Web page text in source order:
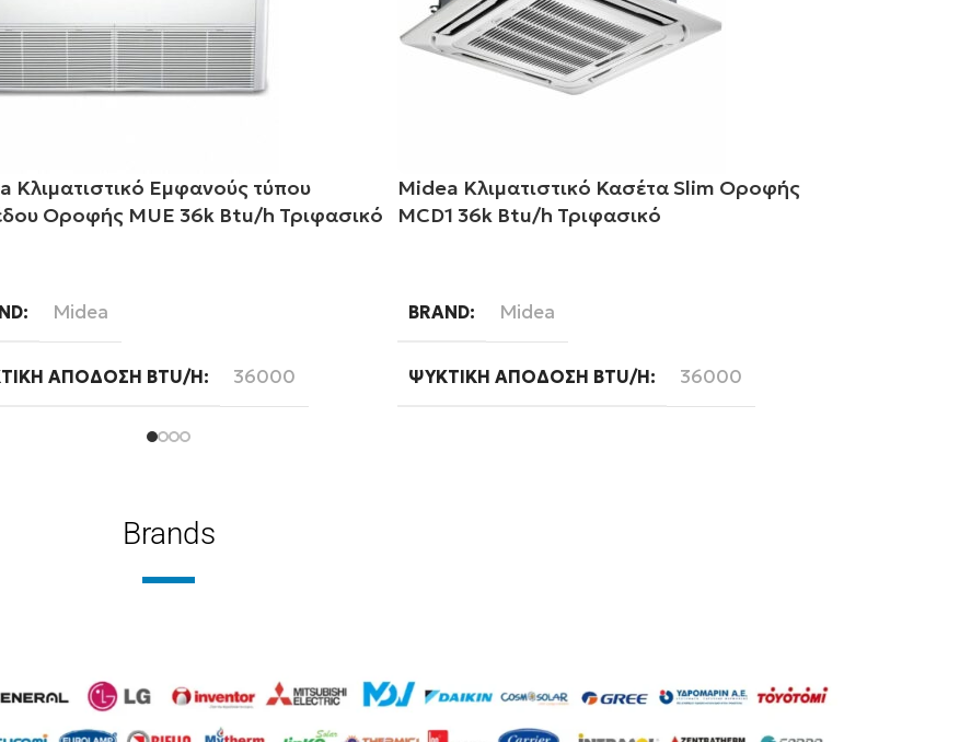
Κλιματιστικό Εμφανούς τύπου
Οροφής MUE 36k Btu/h Τριφασικό
Midea
ΑΠΌΔΟΣΗ BTU/H 36000
Midea Κλιματιστικό Κασέτα Slim Οροφής
MCD1 36k Btu/h Τριφασικό
BRAND Midea
ΨΥΚΤΙΚΉ ΑΠΌΔΟΣΗ BTU/H 36000
Brands